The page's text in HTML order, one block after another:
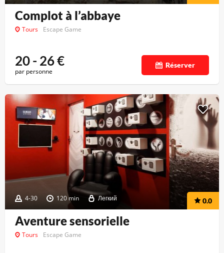
Complot à l’abbaye
Tours Escape Game
20 - 26€
par personne
Réserver
4-30 120 min Легкий 0.0
Aventure sensorielle
Tours Escape Game